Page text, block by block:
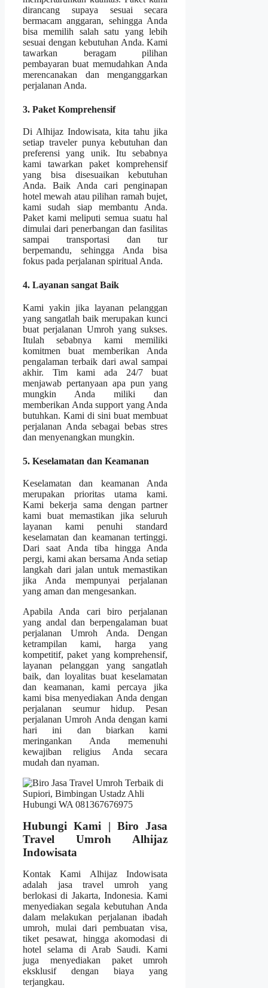
dirancang supaya sesuai secara
bermacam anggaran, sehingga Anda
bisa memilih salah satu yang lebih
sesuai dengan kebutuhan Anda. Kami
tawarkan beragam pilihan
pembayaran buat memudahkan Anda
merencanakan dan menganggarkan
perjalanan Anda.
3. Paket Komprehensif
Di Alhijaz Indowisata, kita tahu jika
setiap traveler punya kebutuhan dan
preferensi yang unik. Itu sebabnya
kami tawarkan paket komprehensif
yang bisa disesuaikan kebutuhan
Anda. Baik Anda cari penginapan
hotel mewah atau pilihan ramah bujet,
kami sudah siap membantu Anda.
Paket kami meliputi semua suatu hal
dimulai dari penerbangan dan fasilitas
sampai transportasi dan tur
berpemandu, sehingga Anda bisa
fokus pada perjalanan spiritual Anda.
4. Layanan sangat Baik
Kami yakin jika layanan pelanggan
yang sangatlah baik merupakan kunci
buat perjalanan Umroh yang sukses.
Itulah sebabnya kami memiliki
komitmen buat memberikan Anda
pengalaman terbaik dari awal sampai
akhir. Tim kami ada 24/7 buat
menjawab pertanyaan apa pun yang
mungkin Anda miliki dan
memberikan Anda support yang Anda
butuhkan. Kami di sini buat membuat
perjalanan Anda sebagai bebas stres
dan menyenangkan mungkin.
5. Keselamatan dan Keamanan
Keselamatan dan keamanan Anda
merupakan prioritas utama kami.
Kami bekerja sama dengan partner
kami buat memastikan jika seluruh
layanan kami penuhi standard
keselamatan dan keamanan tertinggi.
Dari saat Anda tiba hingga Anda
pergi, kami akan bersama Anda setiap
langkah dari jalan untuk memastikan
jika Anda mempunyai perjalanan
yang aman dan mengesankan.
Apabila Anda cari biro perjalanan
yang andal dan berpengalaman buat
perjalanan Umroh Anda. Dengan
ketrampilan kami, harga yang
kompetitif, paket yang komprehensif,
layanan pelanggan yang sangatlah
baik, dan loyalitas buat keselamatan
dan keamanan, kami percaya jika
kami bisa menyediakan Anda dengan
perjalanan seumur hidup. Pesan
perjalanan Umroh Anda dengan kami
hari ini dan biarkan kami
meringankan Anda memenuhi
kewajiban religius Anda secara
mudah dan nyaman.
Hubungi Kami | Biro Jasa
Travel Umroh Alhijaz
Indowisata
Kontak Kami Alhijaz Indowisata
adalah jasa travel umroh yang
berlokasi di Jakarta, Indonesia. Kami
menyediakan segala kebutuhan Anda
dalam melakukan perjalanan ibadah
umroh, mulai dari pembuatan visa,
tiket pesawat, hingga akomodasi di
hotel selama di Arab Saudi. Kami
juga menyediakan paket umroh
eksklusif dengan biaya yang
terjangkau.